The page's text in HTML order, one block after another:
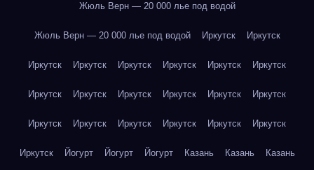
Жюль Верн — 20 000 лье под водой
Жюль Верн — 20 000 лье под водой Иркутск Иркутск
Иркутск Иркутск Иркутск Иркутск Иркутск Иркутск
Иркутск Иркутск Иркутск Иркутск Иркутск Иркутск
Иркутск Иркутск Иркутск Иркутск Иркутск Иркутск
Иркутск Йогурт Йогурт Йогурт Казань Казань Казань